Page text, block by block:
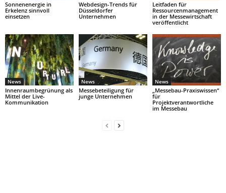
Sonnenenergie in
Erkelenz sinnvoll
einsetzen
Webdesign-Trends für
Düsseldorfer
Unternehmen
Leitfaden für
Ressourcenmanagement
in der Messewirtschaft
veröffentlicht
News
Innenraumbegrünung als
Mittel der Live-
Kommunikation
News
Messebeteiligung für
junge Unternehmen
News
„Messebau-Praxiswissen“
für
Projektverantwortliche
im Messebau